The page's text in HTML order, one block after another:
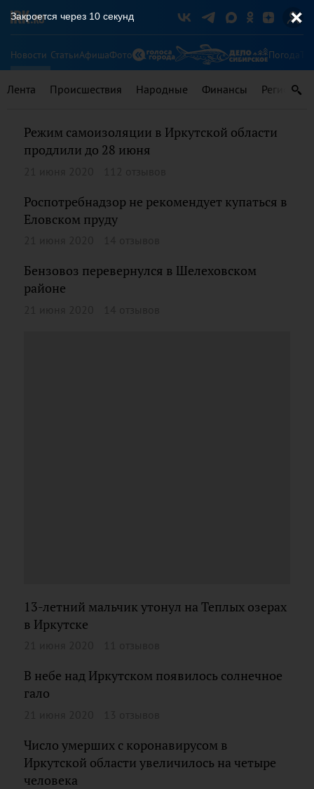
Новости СтатьиАфишаФото Погода
Лента Происшествия Народные Финансы Регионы
Режим самоизоляции в Иркутской области
продлили до 28 июня
Роспотребнадзор не рекомендует купаться в
Еловском пруду
Бензовоз перевернулся в Шелеховском
районе
13-летний мальчик утонул на Теплых озерах
в Иркутске
В небе над Иркутском появилось солнечное
гало
Число умерших с коронавирусом в
Иркутской области увеличилось на четыре
человека
Закроется через 9секунд